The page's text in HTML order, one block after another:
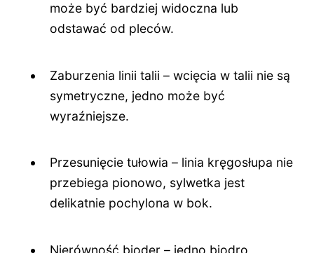
może być bardziej widoczna lub
odstawać od pleców.
Zaburzenia linii talii – wcięcia w talii nie są
symetryczne, jedno może być
wyraźniejsze.
Przesunięcie tułowia – linia kręgosłupa nie
przebiega pionowo, sylwetka jest
delikatnie pochylona w bok.
Nierówność bioder – jedno biodro